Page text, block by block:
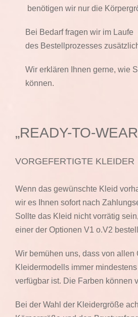
benötigen wir nur die
Bei Bedarf fragen wir im Laufe
des Bestellprozesses
Wir erklären Ihnen gerne, wie
können.
„READY-TO-
VORGEFERTIGTE KLEIDER
Wenn das gewünschte Kleid
wir es Ihnen sofort nach
Sollte das Kleid nicht vorrätig
einer der Optionen V1 o.V2
Wir bemühen uns, dass von allen
Kleidermodells immer
verfügbar ist. Die Farben können
Bei der Wahl der Kleidergröße